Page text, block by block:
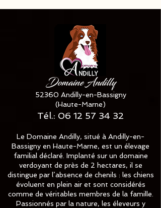
Domaine Andilly
52360 Andilly-en-Bassigny
(Haute-Marne)
Tél.: 06 12 57 34 32
Le Domaine Andilly, situé à Andilly-en-
Bassigny en Haute-Marne, est un élevage
familial déclaré. Implanté sur un domaine
verdoyant de près de 2 hectares, il se
distingue par l’absence de chenils : les chiens
évoluent en plein air et sont considérés
comme de véritables membres de la famille.
Passionnés par la nature, les éleveurs y